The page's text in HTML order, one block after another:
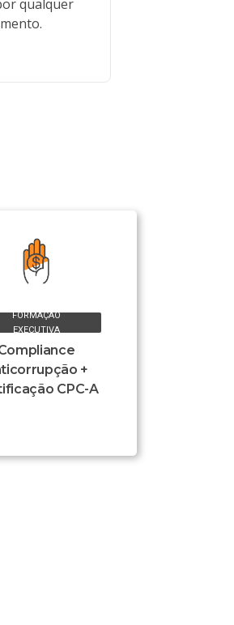
qualquer
FORMAÇÃO
EXECUTIVA
+
CPC-A